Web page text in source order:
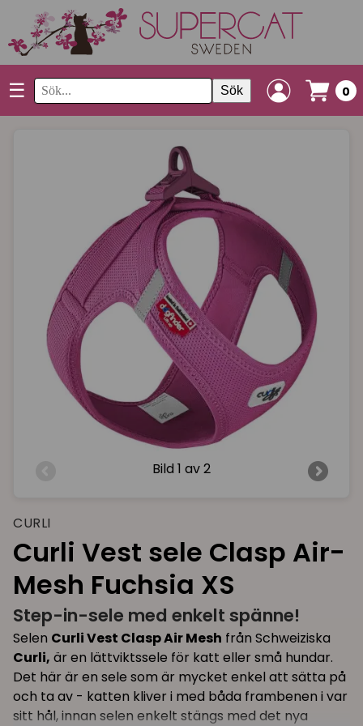
☰ Sök 0
Bild 1 av 2
CURLI
Curli Vest sele Clasp Air-
Mesh Fuchsia XS
Step-in-sele med enkelt spänne!
Selen Curli Vest Clasp Air Mesh från Schweiziska
Curli, är en lättviktssele för katt eller små hundar.
Det här är en sele som är mycket enkel att sätta på
och ta av - katten kliver i med båda frambenen i var
sitt hål, innan selen enkelt stängs med det nya